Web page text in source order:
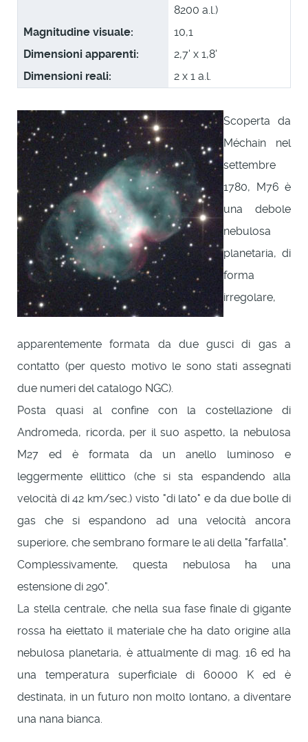
8200 a.l.)
Magnitudine visuale:
10,1
Dimensioni apparenti:
2,7' x 1,8'
Dimensioni reali:
2 x 1 a.l.
Scoperta da
Méchain nel
settembre
1780, M76 è
una debole
nebulosa
planetaria, di
forma
irregolare,
apparentemente formata da due gusci di gas a
contatto (per questo motivo le sono stati assegnati
due numeri del catalogo NGC).
Posta quasi al confine con la costellazione di
Andromeda, ricorda, per il suo aspetto, la nebulosa
M27 ed è formata da un anello luminoso e
leggermente ellittico (che si sta espandendo alla
velocità di 42 km/sec.) visto "di lato" e da due bolle di
gas che si espandono ad una velocità ancora
superiore, che sembrano formare le ali della "farfalla".
Complessivamente, questa nebulosa ha una
estensione di 290".
La stella centrale, che nella sua fase finale di gigante
rossa ha eiettato il materiale che ha dato origine alla
nebulosa planetaria, è attualmente di mag. 16 ed ha
una temperatura superficiale di 60000 K ed è
destinata, in un futuro non molto lontano, a diventare
una nana bianca.